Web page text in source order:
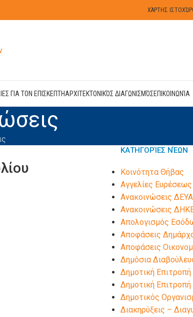
ΧΆΡΤΗΣ
ΓΙΑ ΤΟΝ ΕΠΙΣΚΕΠΤΗΑΡΧΙΤΕΚΤΟΝΙΚΌΣ ΔΙΑΓΩΝΙΣΜΌΣΕΠΙΚΟΙΝΩΝΊΑ
ΚΑΤΗΓΟΡΊΕΣ ΝΈΩΝ
Kοινότητα Θήβας
Αγγελίες
Ανακοινώσεις
Ανακοινώσεις
Απολογισμός
Αποφάσεις
Αποφάσεις
Δημόσια
Δημοτική Επιτροπή
Δημοτική Επιτροπή
Δημοτικός
Διακηρύξεις –